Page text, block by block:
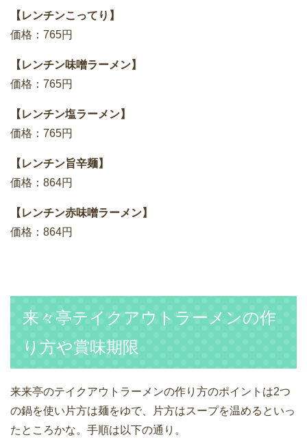
【レンチンこってり】
価格：765円
【レンチン味噌ラーメン】
価格：765円
【レンチン塩ラーメン】
価格：765円
【レンチン旨辛麺】
価格：864円
【レンチン赤味噌ラーメン】
価格：864円
来々亭テイクアウトラーメンの作
り方や賞味期限
来来亭のテイクアウトラーメンの作り方のポイントは2つ
の鍋を使い片方は麺をゆで、片方はスープを温めるといっ
たところかな。手順は以下の通り。